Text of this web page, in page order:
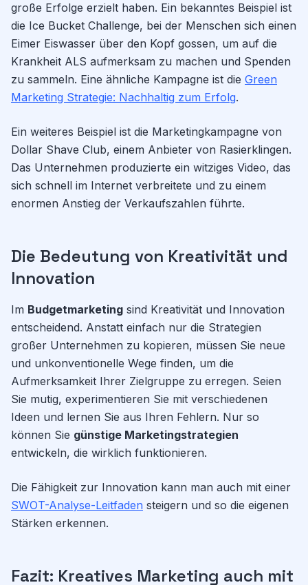
große Erfolge erzielt haben. Ein bekanntes Beispiel ist
die Ice Bucket Challenge, bei der Menschen sich einen
Eimer Eiswasser über den Kopf gossen, um auf die
Krankheit ALS aufmerksam zu machen und Spenden
zu sammeln. Eine ähnliche Kampagne ist die Green
Marketing Strategie: Nachhaltig zum Erfolg.
Ein weiteres Beispiel ist die Marketingkampagne von
Dollar Shave Club, einem Anbieter von Rasierklingen.
Das Unternehmen produzierte ein witziges Video, das
sich schnell im Internet verbreitete und zu einem
enormen Anstieg der Verkaufszahlen führte.
Die Bedeutung von Kreativität und
Innovation
Im Budgetmarketing sind Kreativität und Innovation
entscheidend. Anstatt einfach nur die Strategien
großer Unternehmen zu kopieren, müssen Sie neue
und unkonventionelle Wege finden, um die
Aufmerksamkeit Ihrer Zielgruppe zu erregen. Seien
Sie mutig, experimentieren Sie mit verschiedenen
Ideen und lernen Sie aus Ihren Fehlern. Nur so
können Sie günstige Marketingstrategien
entwickeln, die wirklich funktionieren.
Die Fähigkeit zur Innovation kann man auch mit einer
SWOT-Analyse-Leitfaden steigern und so die eigenen
Stärken erkennen.
Fazit: Kreatives Marketing auch mit